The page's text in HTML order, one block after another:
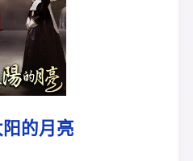
的月亮